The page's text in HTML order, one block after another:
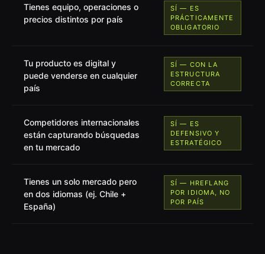
Tienes equipo, operaciones o
precios distintos por país
SÍ — ES
PRÁCTICAMENTE
OBLIGATORIO
Tu producto es digital y
puede venderse en cualquier
país
SÍ — CON LA
ESTRUCTURA
CORRECTA
Competidores internacionales
están capturando búsquedas
en tu mercado
SÍ — ES
DEFENSIVO Y
ESTRATÉGICO
Tienes un solo mercado pero
en dos idiomas (ej. Chile +
España)
SÍ — HREFLANG
POR IDIOMA, NO
POR PAÍS